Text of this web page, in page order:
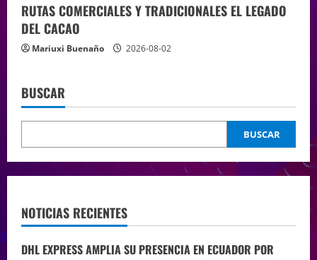
RUTAS COMERCIALES Y TRADICIONALES EL LEGADO
DEL CACAO
Mariuxi Buenaño 2026-08-02
BUSCAR
BUSCAR
NOTICIAS RECIENTES
DHL EXPRESS AMPLIA SU PRESENCIA EN ECUADOR POR